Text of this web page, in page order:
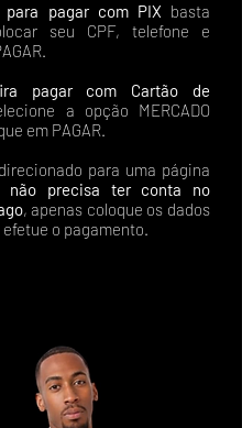
para pagar com PIX basta
seu CPF, telefone e
pagar com Cartão de
a opção MERCADO
em PAGAR.
para uma página
não precisa ter conta no
, apenas coloque os dados
o pagamento.